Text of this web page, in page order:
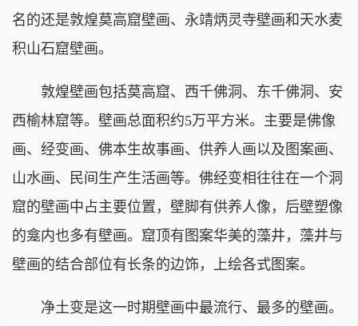
名的还是敦煌莫高窟壁画、永靖炳灵寺壁画和天水麦
积山石窟壁画。
敦煌壁画包括莫高窟、西千佛洞、东千佛洞、安
西榆林窟等。壁画总面积约5万平方米。主要是佛像
画、经变画、佛本生故事画、供养人画以及图案画、
山水画、民间生产生活画等。佛经变相往往在一个洞
窟的壁画中占主要位置，壁脚有供养人像，后壁塑像
的龛内也多有壁画。窟顶有图案华美的藻井，藻井与
壁画的结合部位有长条的边饰，上绘各式图案。
净土变是这一时期壁画中最流行、最多的壁画。